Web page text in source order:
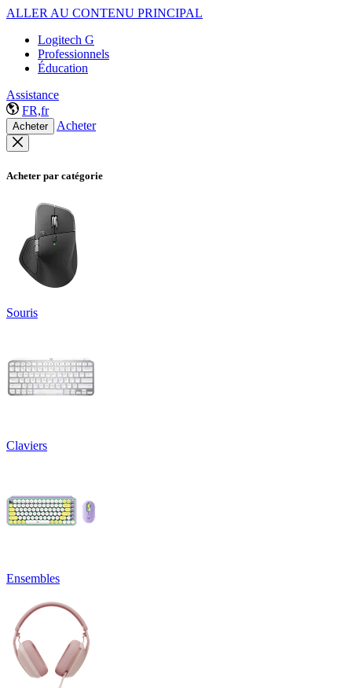
ALLER AU CONTENU PRINCIPAL
Logitech G
Professionnels
Éducation
Assistance
FR,fr
Acheter Acheter
Acheter par catégorie
Souris
Claviers
Ensembles